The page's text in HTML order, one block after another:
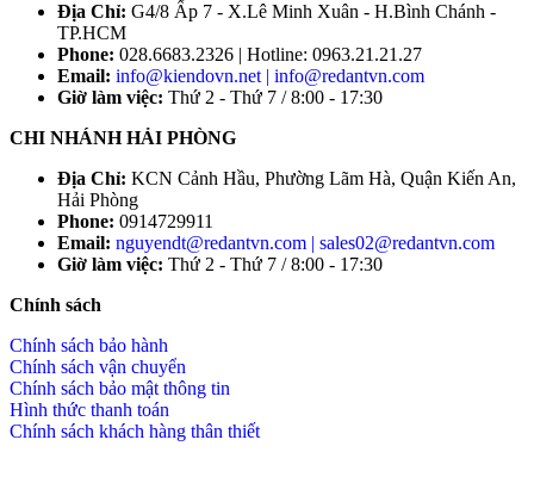
Địa Chỉ: G4/8 Ấp 7 - X.Lê Minh Xuân - H.Bình Chánh -
TP.HCM
Phone: 028.6683.2326 | Hotline: 0963.21.21.27
Email: info@kiendovn.net | info@redantvn.com
Giờ làm việc: Thứ 2 - Thứ 7 / 8:00 - 17:30
CHI NHÁNH HẢI PHÒNG
Địa Chỉ: KCN Cảnh Hầu, Phường Lãm Hà, Quận Kiến An,
Hải Phòng
Phone: 0914729911
Email: nguyendt@redantvn.com | sales02@redantvn.com
Giờ làm việc: Thứ 2 - Thứ 7 / 8:00 - 17:30
Chính sách
Chính sách bảo hành
Chính sách vận chuyển
Chính sách bảo mật thông tin
Hình thức thanh toán
Chính sách khách hàng thân thiết